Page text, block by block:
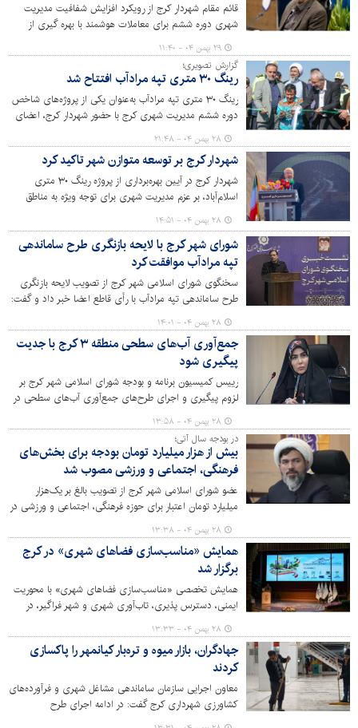
قائم مقام شهردار کرج از رویکرد افزایش شفافیت مدیریت
شهری دوره ششم برای معاملات هوشمند با بهره گیری از
ظرفیت سامانه تدارکات الکترونیکی دولت خبر داد.
۲۹ بهمن ۰۴ - ۱۱:۴۰
گزارش تصویری؛
رینگ ۳۰ متری تپه مرادآب افتتاح شد
رینگ ۳۰ متری تپه مرادآب به‌عنوان یکی از پروژه‌های شاخص
دوره ششم مدیریت شهری کرج با حضور شهردار کرج، اعضای
شورای اسلامی شهر، جمعی از مدیران و مسئولان استانی،
اصحاب رسانه و شهروندان افتتاح شد. با بهره‌برداری از این
پروژه، تپه مرادآب پس از سال‌ها به بافت اصلی شهر
بازمی‌گردد.
۲۸ بهمن ۰۴ - ۲۱:۴۸
شهردار کرج بر توسعه متوازن شهر تاکید کرد
شهردار کرج در آیین بهره‌برداری از پروژه رینگ ۳۰ متری
اسلام‌آباد، بر عزم مدیریت شهری برای توجه ویژه به مناطق
کمتر برخوردار و تداوم اجرای پروژه‌های عمرانی در دوره ششم
مدیریت شهری تاکید کرد.
۲۸ بهمن ۰۴ - ۱۴:۵۱
شورای شهر کرج با لایحه بازنگری طرح ساماندهی
تپه مرادآب موافقت کرد
سخنگوی شورای اسلامی شهر کرج از تصویب لایحه بازنگری
طرح ساماندهی تپه مرادآب با رأی قاطع اعضا خبر داد و گفت:
این طرح با هدف افزایش قابلیت اجرا، تسهیل نوسازی با
مشارکت ساکنان، کاهش تعارضات اجتماعی و اصلاح شبکه
معابر متناسب با شرایط خاص محدوده، پس از طرح در
کمیسیون و بررسی‌های کارشناسی، به اتفاق آراء حاضرین به
تصویب رسید.
۲۸ بهمن ۰۴ - ۱۴:۰۱
جمع‌آوری آب‌های سطحی منطقه ۳ کرج با جدیت
پیگیری ‌شود
رییس کمیسیون برنامه و بودجه شورای اسلامی شهر کرج بر
لزوم پیگیری و اجرای طرح‌های جمع‌آوری آب‌های سطحی در
منطقه ۳ و همچنین مدیریت روان‌آب‌ها برای کاهش مشکلات
شهری و ارتقای کیفیت زندگی شهروندان تأکید کرد.
۲۸ بهمن ۰۴ - ۱۳:۵۸
در بودجه سال آتی؛
بیش از هزار میلیارد تومان بودجه برای بخش‌های
فرهنگی، اجتماعی و ورزشی مصوب شد
عضو شورای اسلامی شهر کرج از تصویب بالغ بر یک‌هزار
میلیارد تومان اعتبار برای حوزه فرهنگی، اجتماعی و ورزشی در
رشد چشمگیر نسبت به سال گذشته عنوان کرد.
۲۸ بهمن ۰۴ - ۱۳:۳۸
همایش «مناسب‌سازی فضاهای شهری» در کرج
برگزار شد
همایش تخصصی «مناسب‌سازی فضاهای شهری» با محوریت
ایمنی، دسترس پذیری، تاب‌آوری شهری و شهر فراگیر، در
مرکز همایش‌های میلاد برگزار شد.
۲۸ بهمن ۰۴ - ۱۳:۳۳
جهادگران، بازار میوه و تره‌بار کیانمهر را پاکسازی
کردند
معاون اجرایی سازمان ساماندهی مشاغل شهری و فرآورده‌های
کشاورزی شهرداری کرج گفت: در ادامه اجرای طرح
«دوشنبه‌های جهادی»، بازار میوه و تره‌بار کیانمهر کرج با